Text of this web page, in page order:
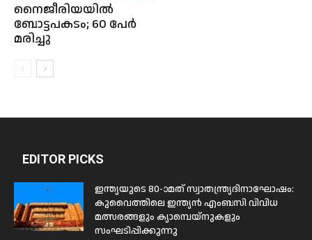
നൈജീരിയയിൽ
ബോട്ടപകടം; 60 പേർ
മരിച്ചു
EDITOR PICKS
ഇന്ത്യയുടെ 80-ാമത് സ്വാതന്ത്ര്യദിനാഘോഷം:
കുവൈത്തിലെ ഇന്ത്യൻ എംബസി വിവിധ
മത്സരങ്ങളും ക്യാമ്പെയ്‌നുകളും
സംഘടിപ്പിക്കുന്നു